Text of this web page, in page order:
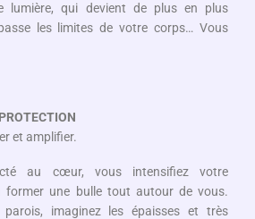
lumière, qui devient de plus en plus
les limites de votre corps… Vous
et amplifier.
au cœur, vous intensifiez votre
former une bulle tout autour de vous.
imaginez les épaisses et très